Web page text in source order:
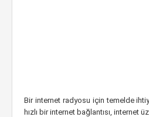
Bir internet radyosu için temelde
hızlı bir internet bağlantısı, internet